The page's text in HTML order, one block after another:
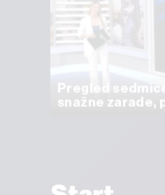
Pregled
snažne zarade,